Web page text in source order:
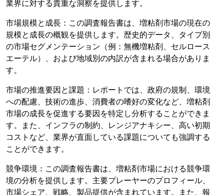
業界に対する貴重な洞察を提供します。
市場規模と成長：この調査報告書は、増粘剤市場の現在の
規模と成長の概観を提供します。歴史的データ、タイプ別
の市場セグメンテーション（例：無機増粘剤、セルロース
エーテル）、および地域別の内訳が含まれる場合がありま
す。
市場の推進要因と課題：レポートでは、政府の規制、環境
への配慮、技術の進歩、消費者の嗜好の変化など、増粘剤
市場の成長を促進する要因を特定し分析することができま
す。また、インフラの制約、レンジアナキシー、高い初期
コストなど、業界が直面している課題についても強調する
ことができます。
競争環境：この調査報告書は、増粘剤市場における競争環
境の分析を提供します。主要プレーヤーのプロフィール、
市場シェア、戦略、製品提供が含まれています。また、報